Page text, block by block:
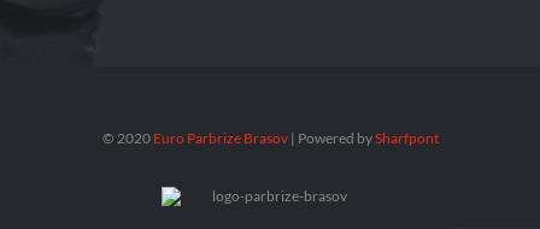
© 2020 Euro Parbrize Brasov | Powered bySharfpont